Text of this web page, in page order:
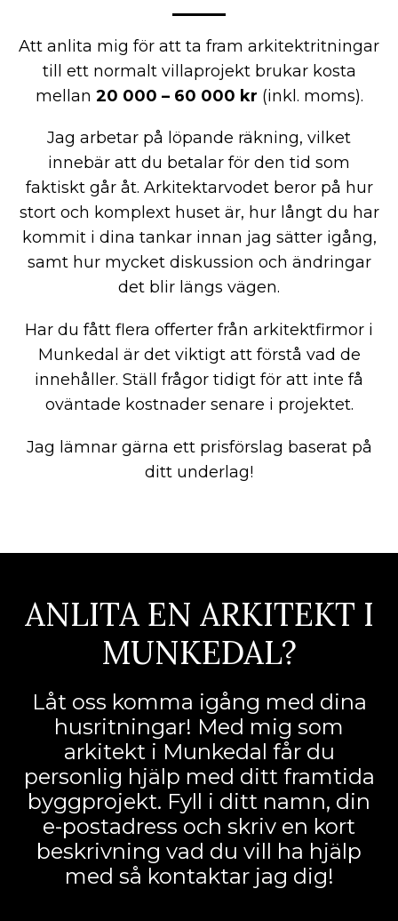
Att anlita mig för att ta fram arkitektritningar
till ett normalt villaprojekt brukar kosta
mellan 20 000 – 60 000 kr (inkl. moms).
Jag arbetar på löpande räkning, vilket
innebär att du betalar för den tid som
faktiskt går åt. Arkitektarvodet beror på hur
stort och komplext huset är, hur långt du har
kommit i dina tankar innan jag sätter igång,
samt hur mycket diskussion och ändringar
det blir längs vägen.
Har du fått flera offerter från arkitektfirmor i
Munkedal är det viktigt att förstå vad de
innehåller. Ställ frågor tidigt för att inte få
oväntade kostnader senare i projektet.
Jag lämnar gärna ett prisförslag baserat på
ditt underlag!
ANLITA EN ARKITEKT I
MUNKEDAL?
Låt oss komma igång med dina
husritningar! Med mig som
arkitekt i Munkedal får du
personlig hjälp med ditt framtida
byggprojekt. Fyll i ditt namn, din
e-postadress och skriv en kort
beskrivning vad du vill ha hjälp
med så kontaktar jag dig!